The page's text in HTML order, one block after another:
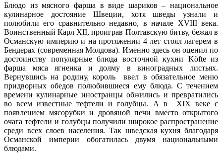
Блюдо из мясного фарша в виде шариков – национальное
кулинарное достояние Швеции, хотя шведы узнали и
полюбили его сравнительно недавно, в начале XVIII века.
Воинственный Карл XII, проиграв Полтавскую битву, бежал в
Османскую империю и на протяжении 4 лет стоял лагерем в
Бендерах (современная Молдова). Именно здесь он оценил по
достоинству популярные блюда восточной кухни Köfte из
фарша мяса ягненка и долму в виноградных листьях.
Вернувшись на родину, король ввел в обязательное меню
придворных обедов полюбившиеся ему блюда. С течением
времени кулинарные иностранцы обжились и превратились
во всем известные тефтели и голубцы. А в XIX веке с
появлением мясорубки и дровяной печи вместо открытого
очага тефтели и голубцы получили широкое распространение
среди всех слоев населения. Так шведская кухня благодаря
Османской империи обогатилась двумя национальными
блюдами.